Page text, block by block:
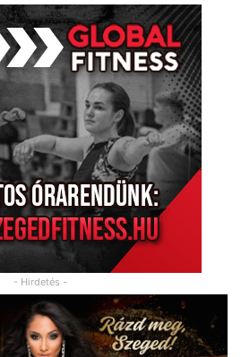
- Hirdetés -